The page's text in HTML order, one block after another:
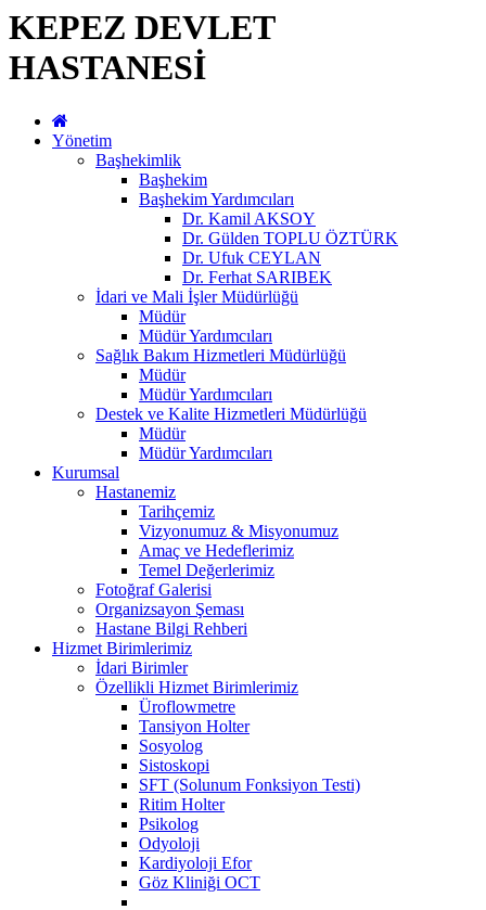
KEPEZ DEVLET
HASTANESİ
Yönetim
Başhekimlik
Başhekim
Başhekim Yardımcıları
Dr. Kamil AKSOY
Dr. Gülden TOPLU ÖZTÜRK
Dr. Ufuk CEYLAN
Dr. Ferhat SARIBEK
İdari ve Mali İşler Müdürlüğü
Müdür
Müdür Yardımcıları
Sağlık Bakım Hizmetleri Müdürlüğü
Müdür
Müdür Yardımcıları
Destek ve Kalite Hizmetleri Müdürlüğü
Müdür
Müdür Yardımcıları
Kurumsal
Hastanemiz
Tarihçemiz
Vizyonumuz & Misyonumuz
Amaç ve Hedeflerimiz
Temel Değerlerimiz
Fotoğraf Galerisi
Organizsayon Şeması
Hastane Bilgi Rehberi
Hizmet Birimlerimiz
İdari Birimler
Özellikli Hizmet Birimlerimiz
Üroflowmetre
Tansiyon Holter
Sosyolog
Sistoskopi
SFT (Solunum Fonksiyon Testi)
Ritim Holter
Psikolog
Odyoloji
Kardiyoloji Efor
Göz Kliniği OCT